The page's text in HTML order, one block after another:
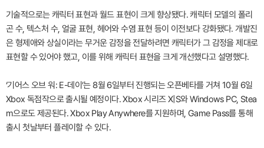
기술적으로는 캐릭터 표현과 월드 표현이 크게 향상됐다. 캐릭터 모델의 폴리
곤 수, 텍스처 수, 얼굴 표현, 헤어와 수염 표현 등이 이전보다 강화됐다. 개발진
은 형제애와 상실이라는 무거운 감정을 전달하려면 캐릭터가 그 감정을 제대로
표현할 수 있어야 했고, 이를 위해 캐릭터 표현을 크게 개선했다고 설명했다.
‘기어스 오브 워: E-데이’는 8월 6일부터 진행되는 오픈베타를 거쳐 10월 6일
Xbox 독점작으로 출시될 예정이다. Xbox 시리즈 X|S와 Windows PC, Stea
m으로도 제공된다. Xbox Play Anywhere를 지원하며, Game Pass를 통해
출시 첫날부터 플레이할 수 있다.